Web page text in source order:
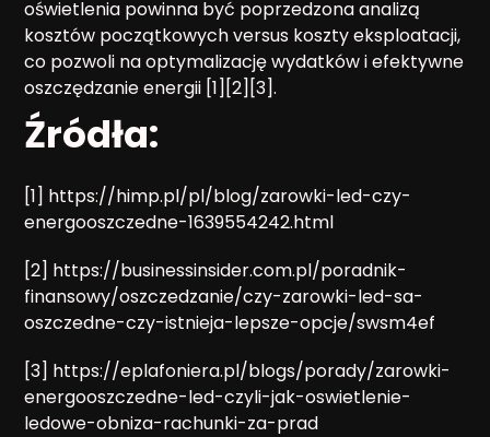
oświetlenia powinna być poprzedzona analizą
kosztów początkowych versus koszty eksploatacji,
co pozwoli na optymalizację wydatków i efektywne
oszczędzanie energii [1][2][3].
Źródła:
[1] https://himp.pl/pl/blog/zarowki-led-czy-
energooszczedne-1639554242.html
[2] https://businessinsider.com.pl/poradnik-
finansowy/oszczedzanie/czy-zarowki-led-sa-
oszczedne-czy-istnieja-lepsze-opcje/swsm4ef
[3] https://eplafoniera.pl/blogs/porady/zarowki-
energooszczedne-led-czyli-jak-oswietlenie-
ledowe-obniza-rachunki-za-prad